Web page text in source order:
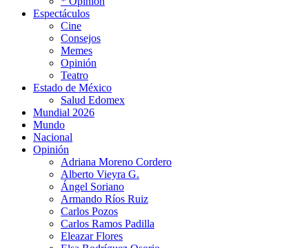
Espectáculos
Cine
Consejos
Memes
Opinión
Teatro
Estado de México
Salud Edomex
Mundial 2026
Mundo
Nacional
Opinión
Adriana Moreno Cordero
Alberto Vieyra G.
Ángel Soriano
Armando Ríos Ruiz
Carlos Pozos
Carlos Ramos Padilla
Eleazar Flores